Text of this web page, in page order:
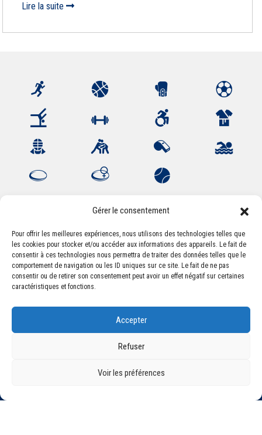
Gérer le consentement
Pour offrir les meilleures expériences, nous utilisons des technologies telles que
les cookies pour stocker et/ou accéder aux informations des appareils. Le fait de
consentir à ces technologies nous permettra de traiter des données telles que le
comportement de navigation ou les ID uniques sur ce site. Le fait de ne pas
consentir ou de retirer son consentement peut avoir un effet négatif sur certaines
caractéristiques et fonctions.
Accepter
Refuser
Voir les préférences
Lire la suite
Association Sportive Montferrandaise
84, boulevard Léon Jouhaux
CS 80221 - 63021 Clermont-Ferrand Cedex 2
accueil@asm-omnisports.com